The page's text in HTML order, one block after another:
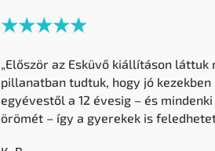
★★★★★
„Először az Esküvő kiállításon
pillanatban tudtuk, hogy jó
egyévestől a 12 évesig – és
örömét – így a gyerekek is